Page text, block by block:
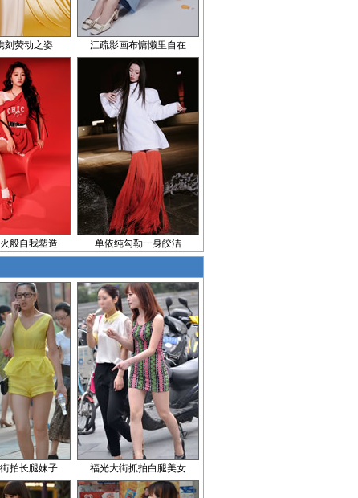
刻荧动之姿 江疏影画布慵懒里自在
般自我塑造 单依纯勾勒一身皎洁
拍长腿妹子 福光大街抓拍白腿美女